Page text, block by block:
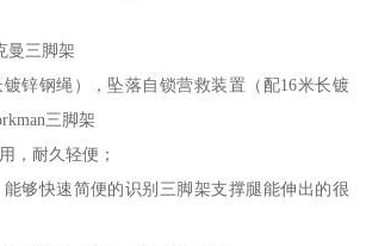
曼三脚架
锌钢绳），坠落自锁营救装置（配16米长镀
三脚架
，耐久轻便；
够快速简便的识别三脚架支撑腿能伸出的很